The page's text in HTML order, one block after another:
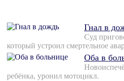
Гнал в
Суд
который устроил смертельное
Оба в
ребёнка, уронил мотоцикл.